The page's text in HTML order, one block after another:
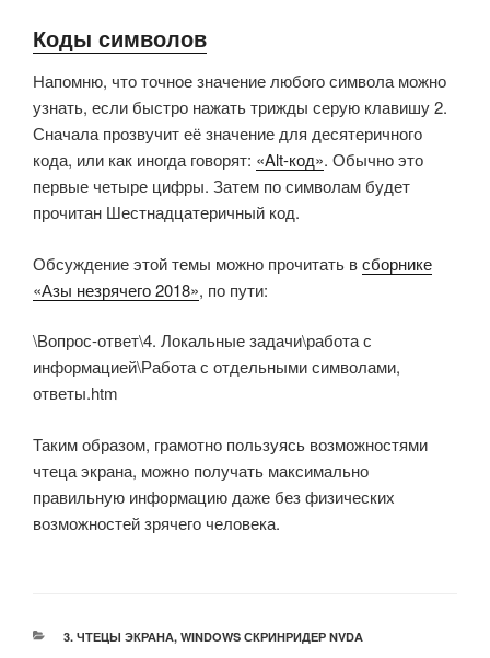
Коды символов
Напомню, что точное значение любого символа можно
узнать, если быстро нажать трижды серую клавишу 2.
Сначала прозвучит её значение для десятеричного
кода, или как иногда говорят: «Alt-код». Обычно это
первые четыре цифры. Затем по символам будет
прочитан Шестнадцатеричный код.
Обсуждение этой темы можно прочитать всборнике
«Азы незрячего 2018», по пути:
\Вопрос-ответ\4. Локальные задачи\работа с
информацией\Работа с отдельными символами,
ответы.htm
Таким образом, грамотно пользуясь возможностями
чтеца экрана, можно получать максимально
правильную информацию даже без физических
возможностей зрячего человека.
РУБРИКИ
3. ЧТЕЦЫ ЭКРАНА, WINDOWS СКРИНРИДЕР NVDA